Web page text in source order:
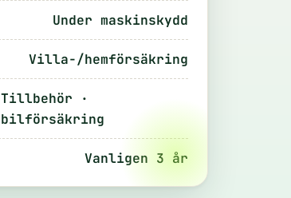
Under maskinskydd
Villa-/hemförsäkring
Tillbehör ·
bilförsäkring
Vanligen 3 år